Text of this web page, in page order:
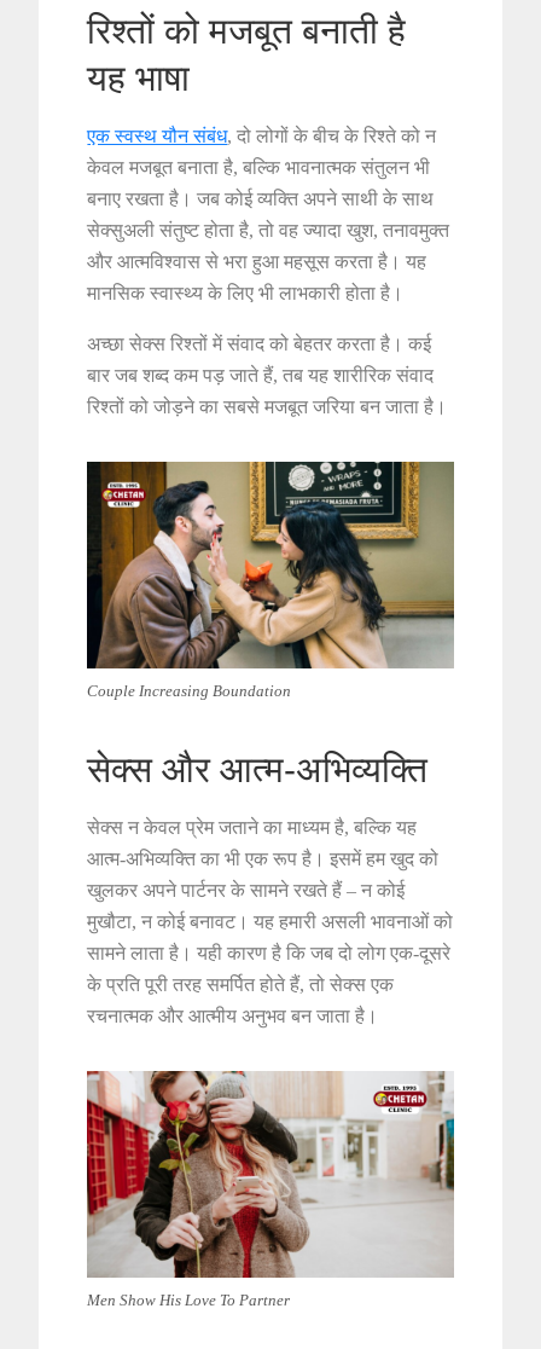
रिश्तों को मजबूत बनाती है
यह भाषा
एक स्वस्थ यौन संबंध, दो लोगों के बीच के रिश्ते को न
केवल मजबूत बनाता है, बल्कि भावनात्मक संतुलन भी
बनाए रखता है। जब कोई व्यक्ति अपने साथी के साथ
सेक्सुअली संतुष्ट होता है, तो वह ज्यादा खुश, तनावमुक्त
और आत्मविश्वास से भरा हुआ महसूस करता है। यह
मानसिक स्वास्थ्य के लिए भी लाभकारी होता है।
अच्छा सेक्स रिश्तों में संवाद को बेहतर करता है। कई
बार जब शब्द कम पड़ जाते हैं, तब यह शारीरिक संवाद
रिश्तों को जोड़ने का सबसे मजबूत जरिया बन जाता है।
Couple Increasing Boundation
सेक्स और आत्म-अभिव्यक्ति
सेक्स न केवल प्रेम जताने का माध्यम है, बल्कि यह
आत्म-अभिव्यक्ति का भी एक रूप है। इसमें हम खुद को
खुलकर अपने पार्टनर के सामने रखते हैं – न कोई
मुखौटा, न कोई बनावट। यह हमारी असली भावनाओं को
सामने लाता है। यही कारण है कि जब दो लोग एक-दूसरे
के प्रति पूरी तरह समर्पित होते हैं, तो सेक्स एक
रचनात्मक और आत्मीय अनुभव बन जाता है।
Men Show His Love To Partner